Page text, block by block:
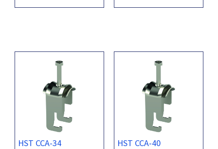
HST CCA-34 HST CCA-40